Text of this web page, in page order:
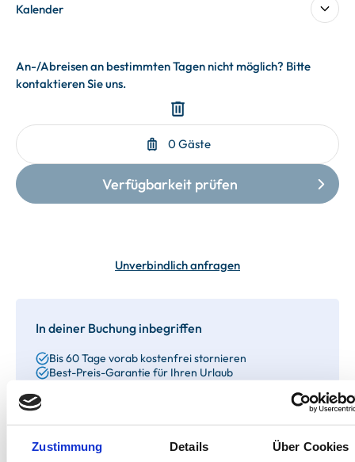
Zustimmung Details Über Cookies
Kalender
Unverbindlich anfragen
In deiner Buchung inbegriffen
Bis 60 Tage vorab kostenfrei stornieren
Best-Preis-Garantie für Ihren Urlaub
Gäste-App mit digitalen Bonusprogrammen